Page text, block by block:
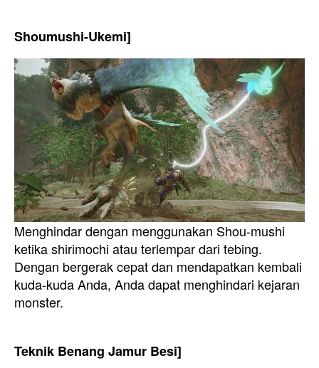
Shoumushi-Ukemi]
Menghindar dengan menggunakan Shou-mushi
ketika shirimochi atau terlempar dari tebing.
Dengan bergerak cepat dan mendapatkan kembali
kuda-kuda Anda, Anda dapat menghindari kejaran
monster.
Teknik Benang Jamur Besi]